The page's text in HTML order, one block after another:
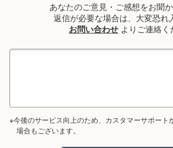
あなたのご意見・ご感想をお聞
返信が必要な場合は、大変恐れ
お問い合わせ よりご連絡く
※今後のサービス向上のため、カスタマーサポート
場合もございます。